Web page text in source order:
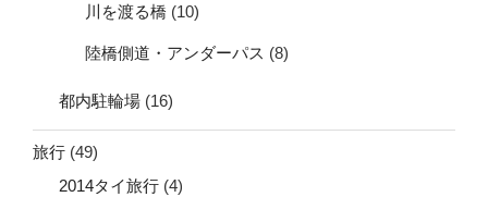
川を渡る橋 (10)
陸橋側道・アンダーパス (8)
都内駐輪場 (16)
旅行 (49)
2014タイ旅行 (4)